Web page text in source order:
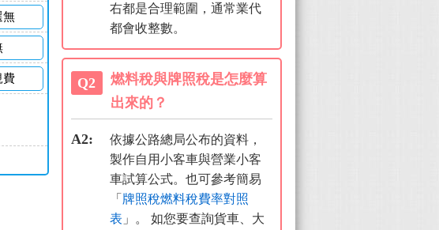
無
費
右都是合理範圍，通常業代
都會收整數。
Q2
燃料稅與牌照稅是怎麼算
出來的？
A2:
依據公路總局公布的資料，
製作自用小客車與營業小客
車試算公式。也可參考簡易
「 牌照稅燃料稅費率對照
表 」。 如您要查詢貨車、大